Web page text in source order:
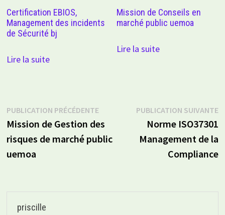
Certification EBIOS,
Management des incidents
de Sécurité bj
Lire la suite
Mission de Conseils en
marché public uemoa
Lire la suite
Navigation
de
l’article
PUBLICATION PRÉCÉDENTEPublication
précédente :
Mission de Gestion des
risques de marché public
uemoa
PUBLICATION SUIVANTE
Norme ISO37301
Management de la
Compliance
priscille